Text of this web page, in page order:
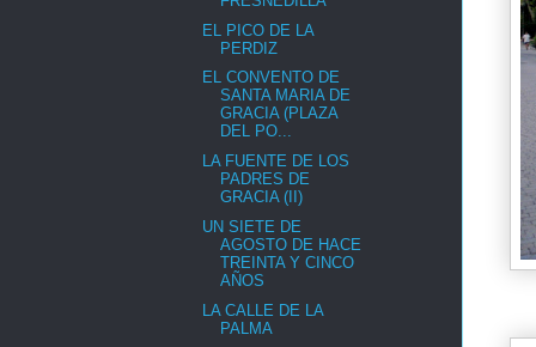
EL PICO DE LA
PERDIZ
EL CONVENTO DE
SANTA MARIA DE
GRACIA (PLAZA
DEL PO...
LA FUENTE DE LOS
PADRES DE
GRACIA (II)
UN SIETE DE
AGOSTO DE HACE
TREINTA Y CINCO
AÑOS
LA CALLE DE LA
PALMA